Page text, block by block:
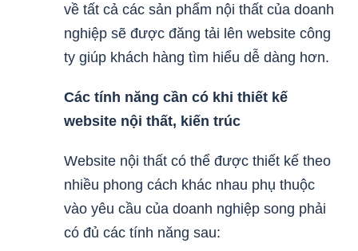
về tất cả các sản phẩm nội thất của doanh
nghiệp sẽ được đăng tải lên website công
ty giúp khách hàng tìm hiểu dễ dàng hơn.
Các tính năng cần có khi thiết kế
website nội thất, kiến trúc
Website nội thất có thể được thiết kế theo
nhiều phong cách khác nhau phụ thuộc
vào yêu cầu của doanh nghiệp song phải
có đủ các tính năng sau: